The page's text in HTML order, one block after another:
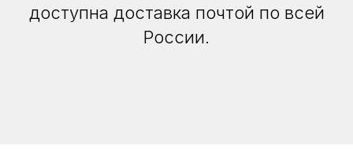
доступна доставка почтой по всей
России.